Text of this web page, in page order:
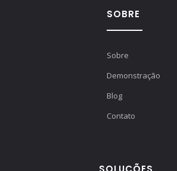
SOBRE
Sobre
Demonstração
Blog
Contato